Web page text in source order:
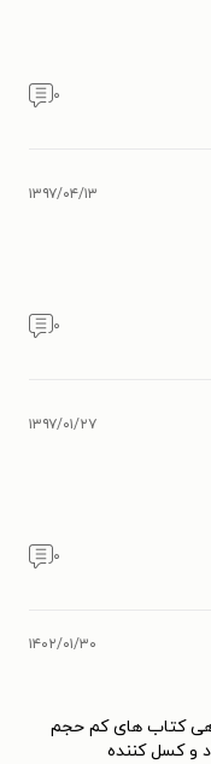
۰
۱۳۹۷/۰۴/۱۳
۰
۱۳۹۷/۰۱/۲۷
۰
۱۴۰۲/۰۱/۳۰
کتاب های کم حجم
و کسل کننده